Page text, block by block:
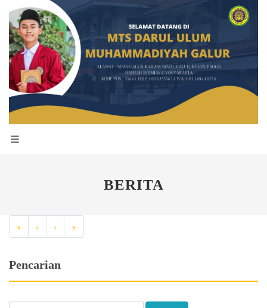
BERITA
« ‹ › »
Pencarian